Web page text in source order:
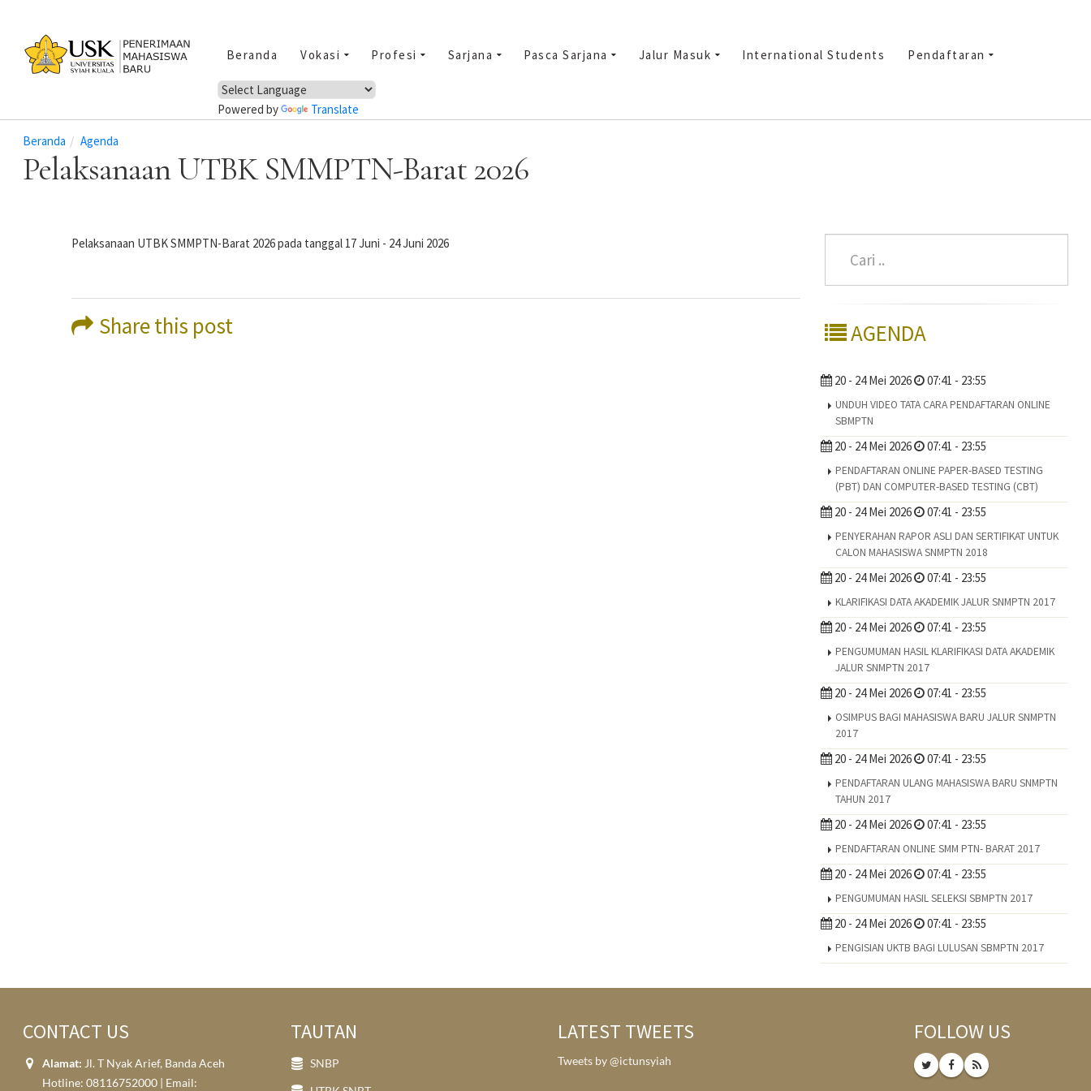
Beranda Vokasi Profesi Sarjana Pasca Sarjana Jalur Masuk International Students Pendaftaran
Powered by Translate
Beranda Agenda
Pelaksanaan UTBK SMMPTN-Barat 2026
Pelaksanaan UTBK SMMPTN-Barat 2026 pada tanggal 17 Juni - 24 Juni 2026
Share this post AGENDA
20 - 24 Mei 2026 07:41 - 23:55
UNDUH VIDEO TATA CARA PENDAFTARAN ONLINE
SBMPTN
20 - 24 Mei 2026 07:41 - 23:55
PENDAFTARAN ONLINE PAPER-BASED TESTING
(PBT) DAN COMPUTER-BASED TESTING (CBT)
20 - 24 Mei 2026 07:41 - 23:55
PENYERAHAN RAPOR ASLI DAN SERTIFIKAT UNTUK
CALON MAHASISWA SNMPTN 2018
20 - 24 Mei 2026 07:41 - 23:55
KLARIFIKASI DATA AKADEMIK JALUR SNMPTN 2017
20 - 24 Mei 2026 07:41 - 23:55
PENGUMUMAN HASIL KLARIFIKASI DATA AKADEMIK
JALUR SNMPTN 2017
20 - 24 Mei 2026 07:41 - 23:55
OSIMPUS BAGI MAHASISWA BARU JALUR SNMPTN
2017
20 - 24 Mei 2026 07:41 - 23:55
PENDAFTARAN ULANG MAHASISWA BARU SNMPTN
TAHUN 2017
20 - 24 Mei 2026 07:41 - 23:55
PENDAFTARAN ONLINE SMM PTN- BARAT 2017
20 - 24 Mei 2026 07:41 - 23:55
PENGUMUMAN HASIL SELEKSI SBMPTN 2017
20 - 24 Mei 2026 07:41 - 23:55
PENGISIAN UKTB BAGI LULUSAN SBMPTN 2017
CONTACT US
Alamat: Jl. T Nyak Arief, Banda Aceh
Hotline: 08116752000 | Email:
TAUTAN
SNBP
LATEST TWEETS
Tweets by @ictunsyiah
FOLLOW US